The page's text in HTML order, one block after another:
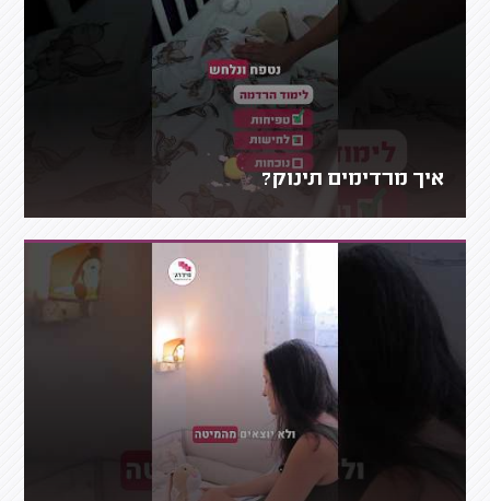
איך מרדימים תינוק?